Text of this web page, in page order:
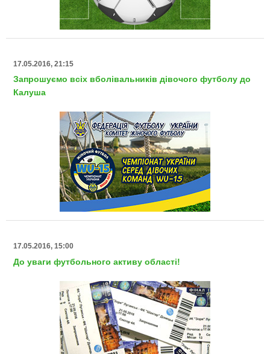
17.05.2016, 21:15
Запрошуємо всіх вболівальників дівочого футболу до
Калуша
17.05.2016, 15:00
До уваги футбольного активу області!